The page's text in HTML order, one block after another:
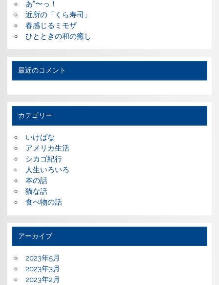
あ”〜っ！
近所の「くら寿司」
春感じるミモザ
ひとときの和の癒し
最近のコメント
カテゴリー
いけばな
アメリカ生活
シカゴ紀行
人生いろいろ
本の話
猫な話
食べ物の話
アーカイブ
2023年5月
2023年3月
2023年2月